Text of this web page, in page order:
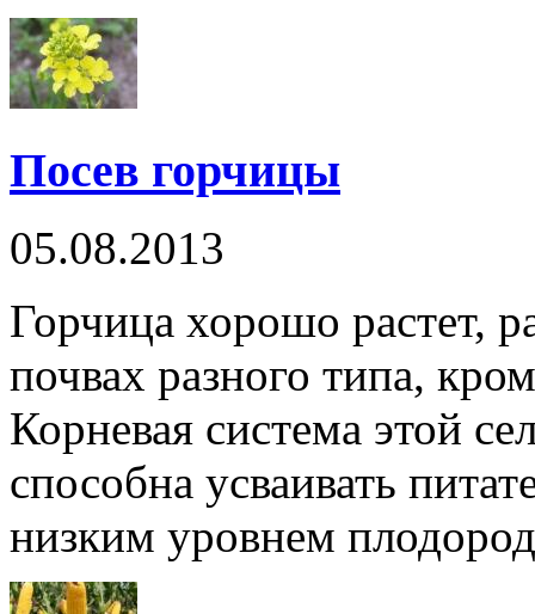
Посев горчицы
05.08.2013
Горчица хорошо растет,
почвах разного типа,
Корневая система этой
способна усваивать
низким уровнем